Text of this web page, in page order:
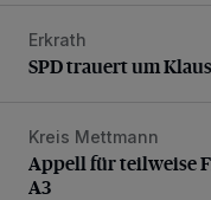
SPD trauert um Klaus
Erkrath
SPD trauert um
Appell für teilweise
Kreis Mettmann
Appell für teilweise
A3